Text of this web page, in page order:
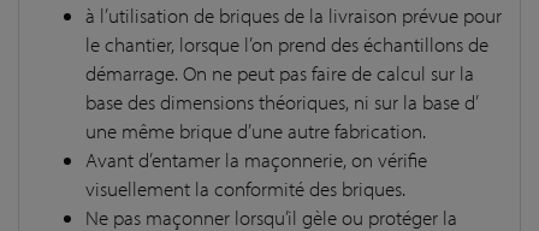
à l’utilisation de briques de la livraison prévue pour
le chantier, lorsque l’on prend des échantillons de
démarrage. On ne peut pas faire de calcul sur la
base des dimensions théoriques, ni sur la base d’
une même brique d’une autre fabrication.
Avant d’entamer la maçonnerie, on vérifie
visuellement la conformité des briques.
Ne pas maçonner lorsqu’il gèle ou protéger la